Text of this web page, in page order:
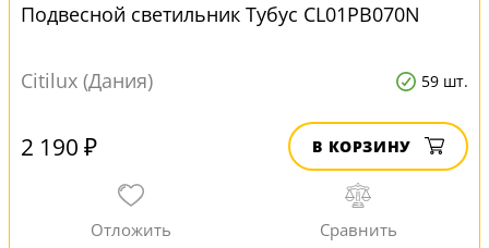
Подвесной светильник Тубус CL01PB070N
Citilux (Дания) 59 шт.
2 190 ₽ В КОРЗИНУ